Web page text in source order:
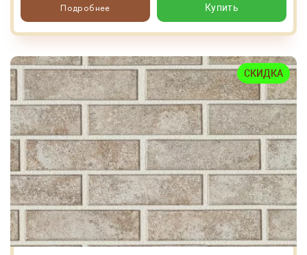
Подробнее Купить
СКИДКА